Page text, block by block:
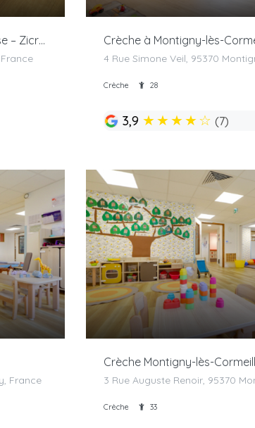
Micro crèche à Beaumont sur Oise – Zicreche
Crèche 28
3,9 ★★★★☆ (7)
France
Crèche 33